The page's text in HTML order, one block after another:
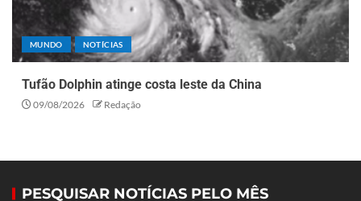
MUNDO NOTÍCIAS
Tufão Dolphin atinge costa leste da China
09/08/2026 Redação
PESQUISAR NOTÍCIAS PELO MÊS